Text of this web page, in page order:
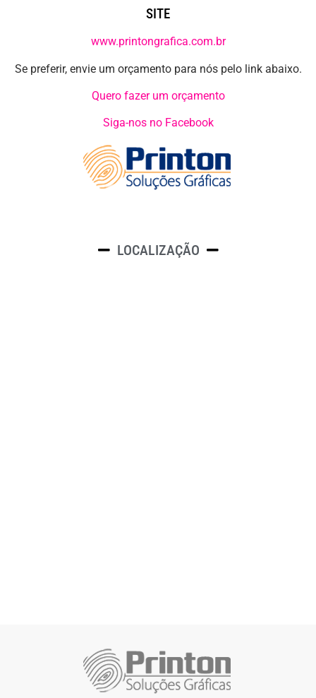
SITE
www.printongrafica.com.br
Se preferir, envie um orçamento para nós pelo link abaixo.
Quero fazer um orçamento
Siga-nos no Facebook
LOCALIZAÇÃO